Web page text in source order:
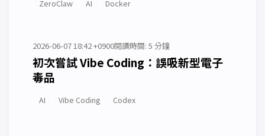
ZeroClaw AI Docker
2026-06-07 18:42 +0900閱讀時間: 5 分鐘
初次嘗試 Vibe Coding：誤吸新型電子
毒品
AI Vibe Coding Codex